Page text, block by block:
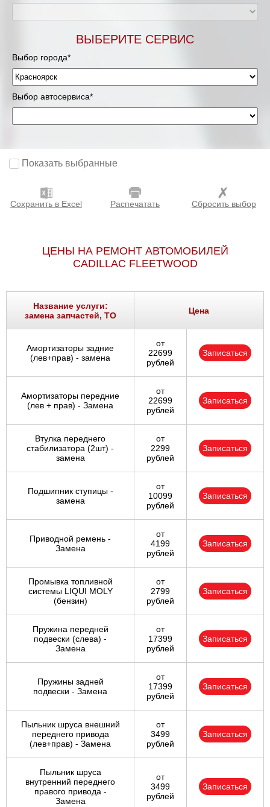
ВЫБЕРИТЕ СЕРВИС
Выбор города*
Выбор автосервиса*
Показать выбранные
Сохранить в Excel Распечатать Сбросить выбор
ЦЕНЫ НА РЕМОНТ АВТОМОБИЛЕЙ
CADILLAC FLEETWOOD
Название услуги:
замена запчастей, ТО
Цена
Амортизаторы задние
(лев+прав) - замена
от
22699
рублей
Записаться
Амортизаторы передние
(лев + прав) - Замена
от
22699
рублей
Записаться
Втулка переднего
стабилизатора (2шт) -
замена
от
2299
рублей
Записаться
Подшипник ступицы -
замена
от
10099
рублей
Записаться
Приводной ремень -
Замена
от
4199
рублей
Записаться
Промывка топливной
системы LIQUI MOLY
(бензин)
от
2799
рублей
Записаться
Пружина передней
подвески (слева) -
Замена
от
17399
рублей
Записаться
Пружины задней
подвески - Замена
от
17399
рублей
Записаться
Пыльник шруса внешний
переднего привода
(лев+прав) - Замена
от
3499
рублей
Записаться
Пыльник шруса
внутренний переднего
правого привода -
Замена
от
3499
рублей
Записаться